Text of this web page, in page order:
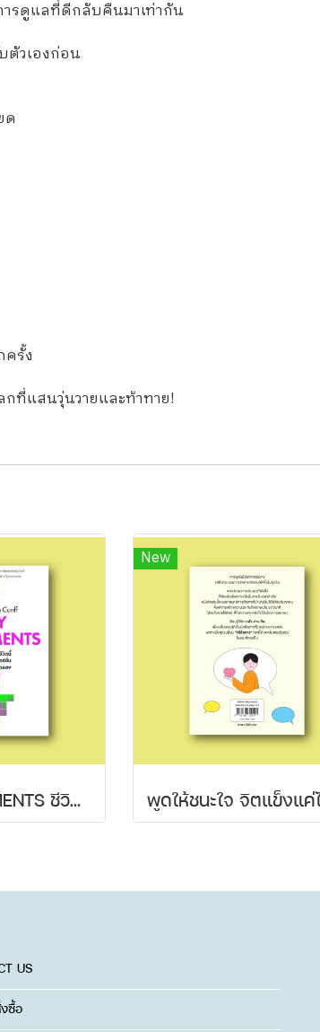
ารดูแลที่ดีกลับคืนมาเท่ากัน
ตัวเองก่อน
ด
รั้ง
ที่แสนวุ่นวายและท้าทาย!
TINY EXPERIMENTS ชีวิตนี้คือเวอร์ชั่นทดลอง
New
US
ซื้อ